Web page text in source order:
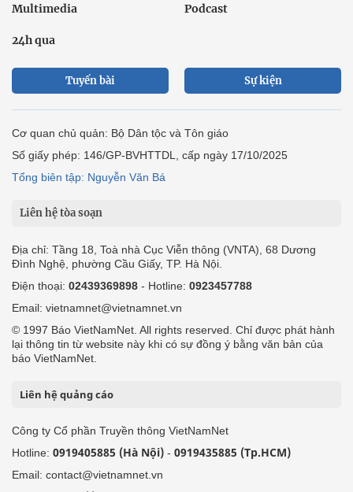
Multimedia Podcast
24h qua
Tuyến bài Sự kiện
Cơ quan chủ quản: Bộ Dân tộc và Tôn giáo
Số giấy phép: 146/GP-BVHTTDL, cấp ngày 17/10/2025
Tổng biên tập: Nguyễn Văn Bá
Liên hệ tòa soạn
Địa chỉ: Tầng 18, Toà nhà Cục Viễn thông (VNTA), 68 Dương
Đình Nghệ, phường Cầu Giấy, TP. Hà Nội.
Điện thoại: 02439369898 - Hotline: 0923457788
Email: vietnamnet@vietnamnet.vn
© 1997 Báo VietNamNet. All rights reserved. Chỉ được phát hành
lại thông tin từ website này khi có sự đồng ý bằng văn bản của
báo VietNamNet.
Liên hệ quảng cáo
Công ty Cổ phần Truyền thông VietNamNet
Hotline: 0919405885 (Hà Nội) - 0919435885 (Tp.HCM)
Email: contact@vietnamnet.vn